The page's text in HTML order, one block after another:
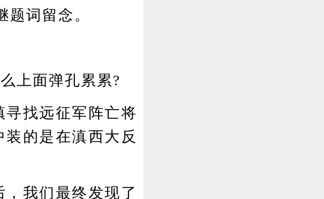
词留念。
上面弹孔累累?
找远征军阵亡将
的是在滇西大反
我们最终发现了